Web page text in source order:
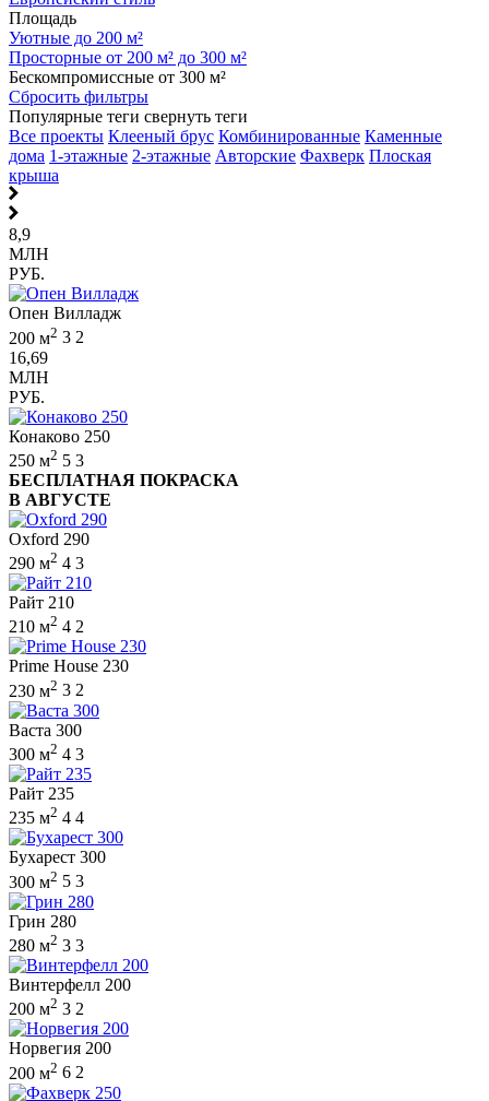
Площадь
Уютные до 200 м²
Просторные от 200 м² до 300 м²
Бескомпромиссные от 300 м²
Сбросить фильтры
Популярные теги свернуть теги
Все проекты Клееный брус Комбинированные Каменные
дома 1-этажные 2-этажные Авторские Фахверк Плоская
крыша
8,9
МЛН
РУБ.
Опен Вилладж
200 м2 3 2
16,69
МЛН
РУБ.
Конаково 250
250 м2 5 3
БЕСПЛАТНАЯ ПОКРАСКА
В АВГУСТЕ
Oxford 290
290 м2 4 3
Райт 210
210 м2 4 2
Prime House 230
230 м2 3 2
Васта 300
300 м2 4 3
Райт 235
235 м2 4 4
Бухарест 300
300 м2 5 3
Грин 280
280 м2 3 3
Винтерфелл 200
200 м2 3 2
Норвегия 200
200 м2 6 2